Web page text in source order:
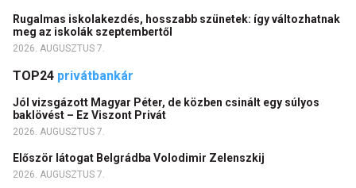
Rugalmas iskolakezdés, hosszabb szünetek: így változhatnak
meg az iskolák szeptembertől
2026. AUGUSZTUS 7.
TOP24 privátbankár
Jól vizsgázott Magyar Péter, de közben csinált egy súlyos
baklövést – Ez Viszont Privát
2026. AUGUSZTUS 7.
Először látogat Belgrádba Volodimir Zelenszkij
2026. AUGUSZTUS 7.